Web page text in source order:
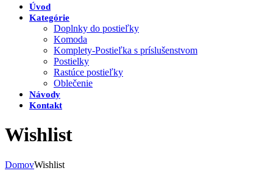
Úvod
Kategórie
Doplnky do postieľky
Komoda
Komplety-Postieľka s príslušenstvom
Postielky
Rastúce postieľky
Oblečenie
Návody
Kontakt
Wishlist
DomovWishlist